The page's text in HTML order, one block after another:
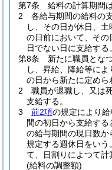
第7条
給料の計算期間
2
各給与期間の給料の
し、その日が休日、
の日前において、そ
日でない日に支給する。
第8条
新たに職員とな
し、昇給、降給等に
の日から新たに定めら
2
職員が退職し、又は
支給する。
3
前2項の規定により
間の初日から支給す
の給与期間の現日数か
規定する週休日をいう
て、日割りによつて計
(給料の調整額)